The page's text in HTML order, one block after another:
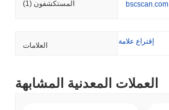
المستكشفون (1) bscscan.com
العلامات إقتراع علامة
العملات المعدنية المشابهة